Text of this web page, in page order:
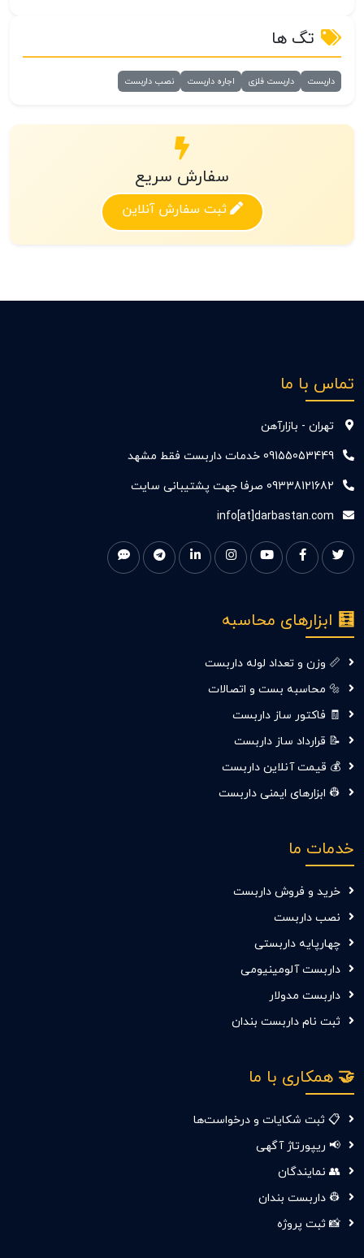
تگ ها
داربست داربست فلزی اجاره داربست نصب داربست
سفارش سریع
ثبت سفارش آنلاین
تماس با ما
تهران - بازارآهن
09155053449 خدمات داربست فقط مشهد
09338121682 صرفا جهت پشتیبانی سایت
info[at]darbastan.com
🧮 ابزارهای محاسبه
📏 وزن و تعداد لوله داربست
🔩 محاسبه بست و اتصالات
🧾 فاکتور ساز داربست
📝 قرارداد ساز داربست
💰 قیمت آنلاین داربست
👷‍ ابزارهای ایمنی داربست
خدمات ما
خرید و فروش داربست
نصب داربست
چهارپایه داربستی
داربست آلومینیومی
داربست مدولار
ثبت نام داربست بندان
🤝 همکاری با ما
📋 ثبت شکایات و درخواست‌ها
📢 ریپورتاژ آگهی
👥 نمایندگان
👷 داربست بندان
📸 ثبت پروژه